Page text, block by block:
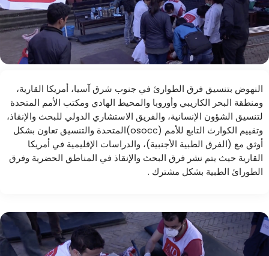
النهوض بتنسيق فرق الطوارئ في جنوب شرق آسيا، أمريكا القارية،
ومنطقة البحر الكاريبي وأوروبا والمحيط الهادي ومكتب الأمم المتحدة
لتنسيق الشؤون الإنسانية، والفريق الاستشاري الدولي للبحث والإنقاذ،
وتقييم الكوارث التابع للأمم (osocc)المتحدة والتنسيق تعاون بشكل
أوثق مع (الفرق الطبية الأجنبية)، والدراسات الإقليمية في أمريكا
القارية حيث يتم نشر فرق البحث والإنقاذ في المناطق الحضرية وفرق
الطورائ الطبية بشكل مشترك .